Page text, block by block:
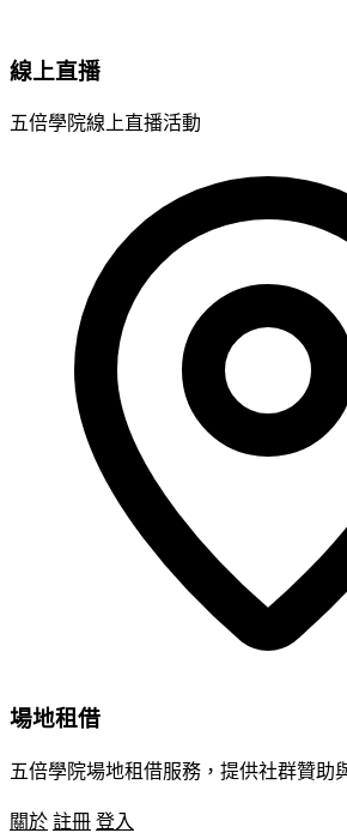
線上直播
五倍學院線上直播活動
場地租借
五倍學院場地租借服務，提供社群贊助
關於 註冊 登入